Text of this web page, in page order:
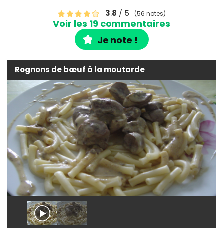
3.8 / 5 (56 notes)
Voir les 19 commentaires
Je note !
Rognons de bœuf à la moutarde